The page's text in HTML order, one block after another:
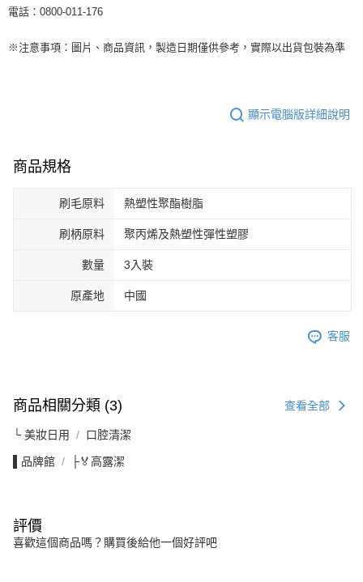
電話：0800-011-176
※注意事項：圖片、商品資訊，製造日期僅供參考，實際以出貨包裝為準
顯示電腦版詳細說明
商品規格
刷毛原料 熱塑性聚酯樹脂
刷柄原料 聚丙烯及熱塑性彈性塑膠
數量 3入裝
原產地 中國
客服
商品相關分類 (3) 查看全部
└ 美妝日用 口腔清潔
▌品牌館 ├🏅高露潔
評價
喜歡這個商品嗎？購買後給他一個好評吧